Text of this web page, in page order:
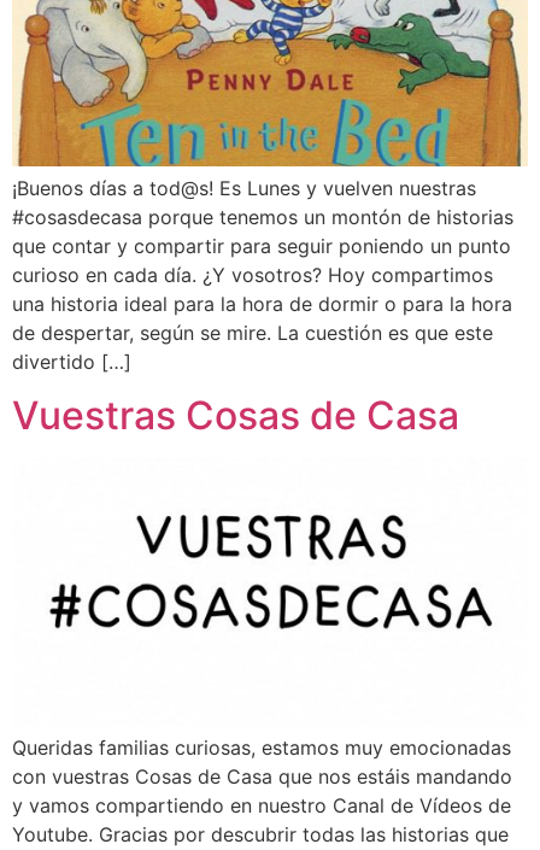
¡Buenos días a tod@s! Es Lunes y vuelven nuestras
#cosasdecasa porque tenemos un montón de historias
que contar y compartir para seguir poniendo un punto
curioso en cada día. ¿Y vosotros? Hoy compartimos
una historia ideal para la hora de dormir o para la hora
de despertar, según se mire. La cuestión es que este
divertido […]
Vuestras Cosas de Casa
Queridas familias curiosas, estamos muy emocionadas
con vuestras Cosas de Casa que nos estáis mandando
y vamos compartiendo en nuestro Canal de Vídeos de
Youtube. Gracias por descubrir todas las historias que